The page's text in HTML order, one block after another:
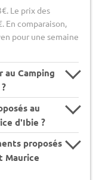
Le prix des
comparaison,
pour une semaine
au Camping
au
d'Ibie ?
proposés
Maurice